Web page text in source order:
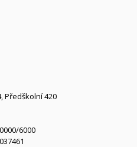
Předškolní 420
6000